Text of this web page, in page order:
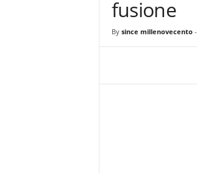
fusione
By since millenovecento-